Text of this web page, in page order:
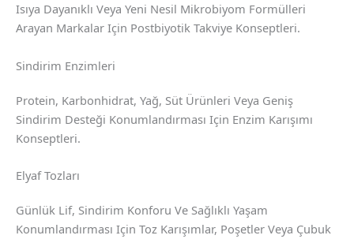
Isıya Dayanıklı Veya Yeni Nesil Mikrobiyom Formülleri
Arayan Markalar Için Postbiyotik Takviye Konseptleri.
Sindirim Enzimleri
Protein, Karbonhidrat, Yağ, Süt Ürünleri Veya Geniş
Sindirim Desteği Konumlandırması Için Enzim Karışımı
Konseptleri.
Elyaf Tozları
Günlük Lif, Sindirim Konforu Ve Sağlıklı Yaşam
Konumlandırması Için Toz Karışımlar, Poşetler Veya Çubuk